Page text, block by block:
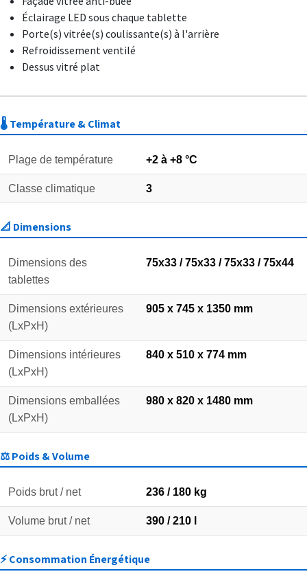
Éclairage LED sous chaque tablette
Porte(s) vitrée(s) coulissante(s) à l'arrière
Refroidissement ventilé
Dessus vitré plat
🌡️ Température & Climat
Plage de température +2 à +8 °C
Classe climatique 3
📐 Dimensions
Dimensions des
tablettes
75x33 / 75x33 / 75x33 / 75x44
Dimensions extérieures
(LxPxH)
905 x 745 x 1350 mm
Dimensions intérieures
(LxPxH)
840 x 510 x 774 mm
Dimensions emballées
(LxPxH)
980 x 820 x 1480 mm
⚖️ Poids & Volume
Poids brut / net 236 / 180 kg
Volume brut / net 390 / 210 l
⚡ Consommation Énergétique